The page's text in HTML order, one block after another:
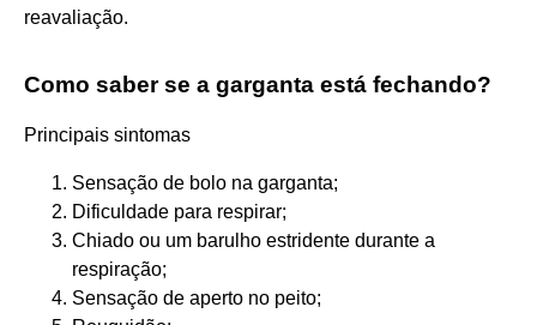
reavaliação.
Como saber se a garganta está fechando?
Principais sintomas
Sensação de bolo na garganta;
Dificuldade para respirar;
Chiado ou um barulho estridente durante a
respiração;
Sensação de aperto no peito;